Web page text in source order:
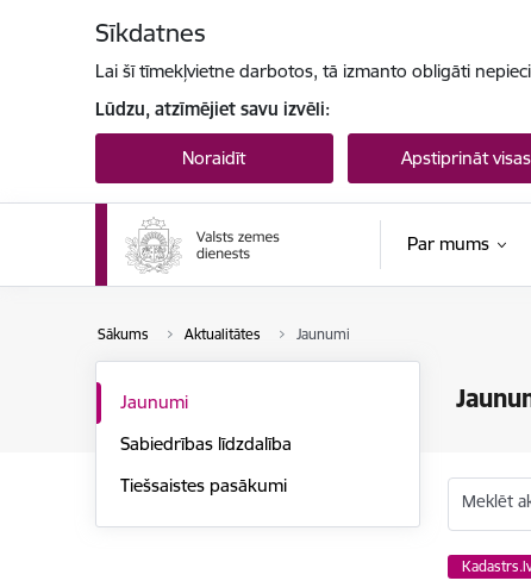
Sīkdatnes
Lai šī tīmekļvietne darbotos, tā izmanto obligāti
Lūdzu, atzīmējiet savu izvēli:
Noraidīt Apstiprināt visas
Par mums
Sākums Aktualitātes Jaunumi
Jaunumi
Sabiedrības līdzdalība
Tiešsaistes pasākumi
Meklēt